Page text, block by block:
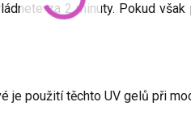
za 2 minuty. Pokud však
je použití těchto UV gelů při